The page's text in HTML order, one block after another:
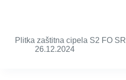
Plitka zaštitna cipela S2 FO SR
26.12.2024